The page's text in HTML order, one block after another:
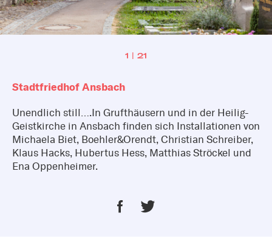
Stadtfriedhof Ansbach
Unendlich still….In Grufthäusern und in der Heilig-
Geistkirche in Ansbach finden sich Installationen von
Michaela Biet, Boehler&Orendt, Christian Schreiber,
Klaus Hacks, Hubertus Hess, Matthias Ströckel und
Ena Oppenheimer.
1 | 21